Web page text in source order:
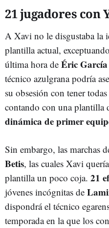
21 jugadores con
A Xavi no le disgustaba la
plantilla actual,
última hora de Éric
técnico azulgrana podría
su obsesión con tener
contando con una plantilla
dinámica de primer
Sin embargo, las marchas
Betis, las cuales Xavi
plantilla un poco coja. 21
jóvenes incógnitas de
dispondrá el técnico
temporada en la que los